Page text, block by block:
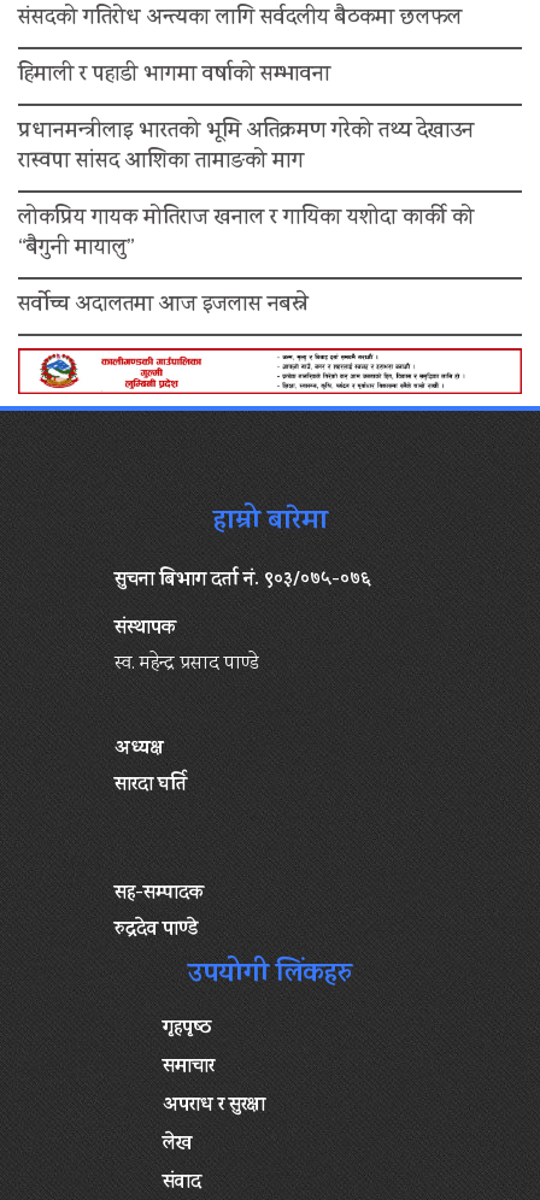
संसदको गतिरोध अन्त्यका लागि सर्वदलीय बैठकमा छलफल
हिमाली र पहाडी भागमा वर्षाको सम्भावना
प्रधानमन्त्रीलाइ भारतको भूमि अतिक्रमण गरेको तथ्य देखाउन
रास्वपा सांसद आशिका तामाङको माग
लोकप्रिय गायक मोतिराज खनाल र गायिका यशोदा कार्की को
“बैगुनी मायालु”
सर्वोच्च अदालतमा आज इजलास नबस्ने
हाम्रो बारेमा
सुचना बिभाग दर्ता नं. ९०३/०७५-०७६
संस्थापक
स्व. महेन्द्र प्रसाद पाण्डे
अध्यक्ष
सारदा घर्ति
सह-सम्पादक
रुद्रदेव पाण्डे
उपयोगी लिंकहरु
गृहपृष्‍ठ
समाचार
अपराध र सुरक्षा
लेख
संवाद